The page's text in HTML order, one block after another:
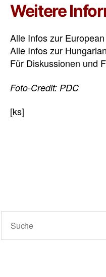
Weitere
Alle Infos zur
Alle Infos zur
Für Diskussionen und
Foto-Credit: PDC
[ks]